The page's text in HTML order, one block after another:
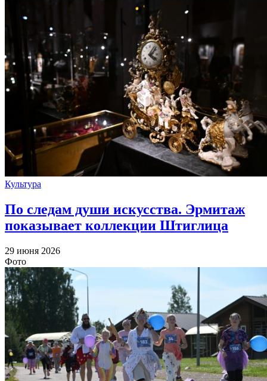
Культура
По следам души искусства. Эрмитаж
показывает коллекции Штиглица
29 июня 2026
Фото